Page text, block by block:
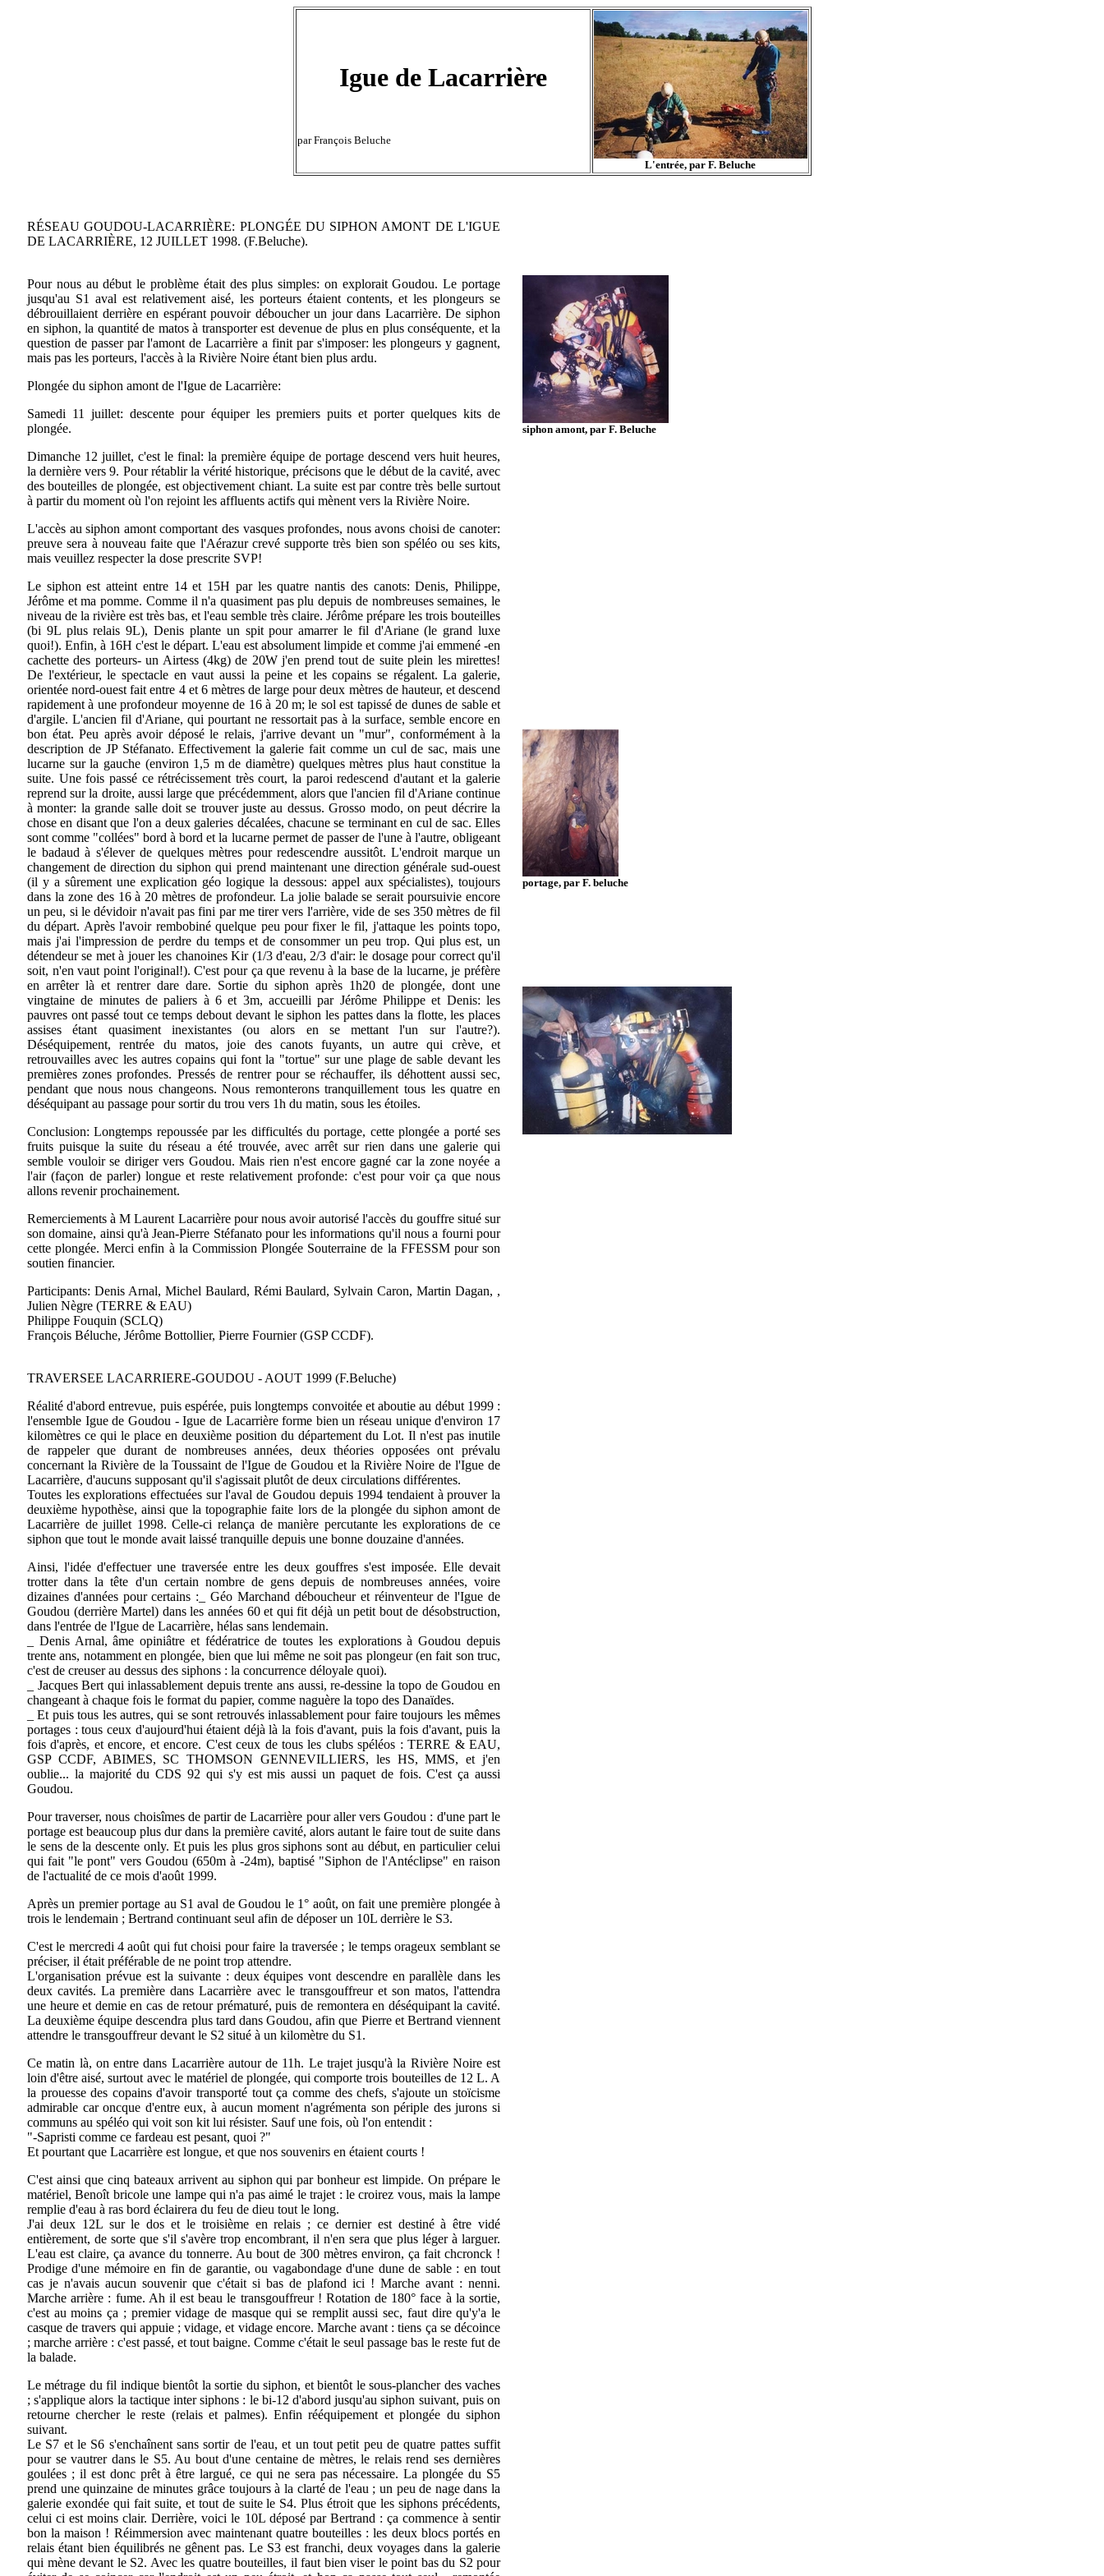
Igue de Lacarrière
par François Beluche
L'entrée, par F. Beluche
RÉSEAU GOUDOU-LACARRIÈRE: PLONGÉE DU SIPHON AMONT DE L'IGUE
DE LACARRIÈRE, 12 JUILLET 1998. (F.Beluche).
Pour nous au début le problème était des plus simples: on explorait Goudou. Le portage
jusqu'au S1 aval est relativement aisé, les porteurs étaient contents, et les plongeurs se
débrouillaient derrière en espérant pouvoir déboucher un jour dans Lacarrière. De siphon
en siphon, la quantité de matos à transporter est devenue de plus en plus conséquente, et la
question de passer par l'amont de Lacarrière a finit par s'imposer: les plongeurs y gagnent,
mais pas les porteurs, l'accès à la Rivière Noire étant bien plus ardu.
Plongée du siphon amont de l'Igue de Lacarrière:
Samedi 11 juillet: descente pour équiper les premiers puits et porter quelques kits de
plongée.
Dimanche 12 juillet, c'est le final: la première équipe de portage descend vers huit heures,
la dernière vers 9. Pour rétablir la vérité historique, précisons que le début de la cavité, avec
des bouteilles de plongée, est objectivement chiant. La suite est par contre très belle surtout
à partir du moment où l'on rejoint les affluents actifs qui mènent vers la Rivière Noire.
L'accès au siphon amont comportant des vasques profondes, nous avons choisi de canoter:
preuve sera à nouveau faite que l'Aérazur crevé supporte très bien son spéléo ou ses kits,
mais veuillez respecter la dose prescrite SVP!
Le siphon est atteint entre 14 et 15H par les quatre nantis des canots: Denis, Philippe,
Jérôme et ma pomme. Comme il n'a quasiment pas plu depuis de nombreuses semaines, le
niveau de la rivière est très bas, et l'eau semble très claire. Jérôme prépare les trois bouteilles
(bi 9L plus relais 9L), Denis plante un spit pour amarrer le fil d'Ariane (le grand luxe
quoi!). Enfin, à 16H c'est le départ. L'eau est absolument limpide et comme j'ai emmené -en
cachette des porteurs- un Airtess (4kg) de 20W j'en prend tout de suite plein les mirettes!
De l'extérieur, le spectacle en vaut aussi la peine et les copains se régalent. La galerie,
orientée nord-ouest fait entre 4 et 6 mètres de large pour deux mètres de hauteur, et descend
rapidement à une profondeur moyenne de 16 à 20 m; le sol est tapissé de dunes de sable et
d'argile. L'ancien fil d'Ariane, qui pourtant ne ressortait pas à la surface, semble encore en
bon état. Peu après avoir déposé le relais, j'arrive devant un "mur", conformément à la
description de JP Stéfanato. Effectivement la galerie fait comme un cul de sac, mais une
lucarne sur la gauche (environ 1,5 m de diamètre) quelques mètres plus haut constitue la
suite. Une fois passé ce rétrécissement très court, la paroi redescend d'autant et la galerie
reprend sur la droite, aussi large que précédemment, alors que l'ancien fil d'Ariane continue
à monter: la grande salle doit se trouver juste au dessus. Grosso modo, on peut décrire la
chose en disant que l'on a deux galeries décalées, chacune se terminant en cul de sac. Elles
sont comme "collées" bord à bord et la lucarne permet de passer de l'une à l'autre, obligeant
le badaud à s'élever de quelques mètres pour redescendre aussitôt. L'endroit marque un
changement de direction du siphon qui prend maintenant une direction générale sud-ouest
(il y a sûrement une explication géo logique la dessous: appel aux spécialistes), toujours
dans la zone des 16 à 20 mètres de profondeur. La jolie balade se serait poursuivie encore
un peu, si le dévidoir n'avait pas fini par me tirer vers l'arrière, vide de ses 350 mètres de fil
du départ. Après l'avoir rembobiné quelque peu pour fixer le fil, j'attaque les points topo,
mais j'ai l'impression de perdre du temps et de consommer un peu trop. Qui plus est, un
détendeur se met à jouer les chanoines Kir (1/3 d'eau, 2/3 d'air: le dosage pour correct qu'il
soit, n'en vaut point l'original!). C'est pour ça que revenu à la base de la lucarne, je préfère
en arrêter là et rentrer dare dare. Sortie du siphon après 1h20 de plongée, dont une
vingtaine de minutes de paliers à 6 et 3m, accueilli par Jérôme Philippe et Denis: les
pauvres ont passé tout ce temps debout devant le siphon les pattes dans la flotte, les places
assises étant quasiment inexistantes (ou alors en se mettant l'un sur l'autre?).
Déséquipement, rentrée du matos, joie des canots fuyants, un autre qui crève, et
retrouvailles avec les autres copains qui font la "tortue" sur une plage de sable devant les
premières zones profondes. Pressés de rentrer pour se réchauffer, ils déhottent aussi sec,
pendant que nous nous changeons. Nous remonterons tranquillement tous les quatre en
déséquipant au passage pour sortir du trou vers 1h du matin, sous les étoiles.
Conclusion: Longtemps repoussée par les difficultés du portage, cette plongée a porté ses
fruits puisque la suite du réseau a été trouvée, avec arrêt sur rien dans une galerie qui
semble vouloir se diriger vers Goudou. Mais rien n'est encore gagné car la zone noyée a
l'air (façon de parler) longue et reste relativement profonde: c'est pour voir ça que nous
allons revenir prochainement.
Remerciements à M Laurent Lacarrière pour nous avoir autorisé l'accès du gouffre situé sur
son domaine, ainsi qu'à Jean-Pierre Stéfanato pour les informations qu'il nous a fourni pour
cette plongée. Merci enfin à la Commission Plongée Souterraine de la FFESSM pour son
soutien financier.
Participants: Denis Arnal, Michel Baulard, Rémi Baulard, Sylvain Caron, Martin Dagan, ,
Julien Nègre (TERRE & EAU)
Philippe Fouquin (SCLQ)
François Béluche, Jérôme Bottollier, Pierre Fournier (GSP CCDF).
TRAVERSEE LACARRIERE-GOUDOU - AOUT 1999 (F.Beluche)
Réalité d'abord entrevue, puis espérée, puis longtemps convoitée et aboutie au début 1999 :
l'ensemble Igue de Goudou - Igue de Lacarrière forme bien un réseau unique d'environ 17
kilomètres ce qui le place en deuxième position du département du Lot. Il n'est pas inutile
de rappeler que durant de nombreuses années, deux théories opposées ont prévalu
concernant la Rivière de la Toussaint de l'Igue de Goudou et la Rivière Noire de l'Igue de
Lacarrière, d'aucuns supposant qu'il s'agissait plutôt de deux circulations différentes.
Toutes les explorations effectuées sur l'aval de Goudou depuis 1994 tendaient à prouver la
deuxième hypothèse, ainsi que la topographie faite lors de la plongée du siphon amont de
Lacarrière de juillet 1998. Celle-ci relança de manière percutante les explorations de ce
siphon que tout le monde avait laissé tranquille depuis une bonne douzaine d'années.
Ainsi, l'idée d'effectuer une traversée entre les deux gouffres s'est imposée. Elle devait
trotter dans la tête d'un certain nombre de gens depuis de nombreuses années, voire
dizaines d'années pour certains :_ Géo Marchand déboucheur et réinventeur de l'Igue de
Goudou (derrière Martel) dans les années 60 et qui fit déjà un petit bout de désobstruction,
dans l'entrée de l'Igue de Lacarrière, hélas sans lendemain.
_ Denis Arnal, âme opiniâtre et fédératrice de toutes les explorations à Goudou depuis
trente ans, notamment en plongée, bien que lui même ne soit pas plongeur (en fait son truc,
c'est de creuser au dessus des siphons : la concurrence déloyale quoi).
_ Jacques Bert qui inlassablement depuis trente ans aussi, re-dessine la topo de Goudou en
changeant à chaque fois le format du papier, comme naguère la topo des Danaïdes.
_ Et puis tous les autres, qui se sont retrouvés inlassablement pour faire toujours les mêmes
portages : tous ceux d'aujourd'hui étaient déjà là la fois d'avant, puis la fois d'avant, puis la
fois d'après, et encore, et encore. C'est ceux de tous les clubs spéléos : TERRE & EAU,
GSP CCDF, ABIMES, SC THOMSON GENNEVILLIERS, les HS, MMS, et j'en
oublie... la majorité du CDS 92 qui s'y est mis aussi un paquet de fois. C'est ça aussi
Goudou.
Pour traverser, nous choisîmes de partir de Lacarrière pour aller vers Goudou : d'une part le
portage est beaucoup plus dur dans la première cavité, alors autant le faire tout de suite dans
le sens de la descente only. Et puis les plus gros siphons sont au début, en particulier celui
qui fait "le pont" vers Goudou (650m à -24m), baptisé "Siphon de l'Antéclipse" en raison
de l'actualité de ce mois d'août 1999.
Après un premier portage au S1 aval de Goudou le 1° août, on fait une première plongée à
trois le lendemain ; Bertrand continuant seul afin de déposer un 10L derrière le S3.
C'est le mercredi 4 août qui fut choisi pour faire la traversée ; le temps orageux semblant se
préciser, il était préférable de ne point trop attendre.
L'organisation prévue est la suivante : deux équipes vont descendre en parallèle dans les
deux cavités. La première dans Lacarrière avec le transgouffreur et son matos, l'attendra
une heure et demie en cas de retour prématuré, puis de remontera en déséquipant la cavité.
La deuxième équipe descendra plus tard dans Goudou, afin que Pierre et Bertrand viennent
attendre le transgouffreur devant le S2 situé à un kilomètre du S1.
Ce matin là, on entre dans Lacarrière autour de 11h. Le trajet jusqu'à la Rivière Noire est
loin d'être aisé, surtout avec le matériel de plongée, qui comporte trois bouteilles de 12 L. A
la prouesse des copains d'avoir transporté tout ça comme des chefs, s'ajoute un stoïcisme
admirable car oncque d'entre eux, à aucun moment n'agrémenta son périple des jurons si
communs au spéléo qui voit son kit lui résister. Sauf une fois, où l'on entendit :
"-Sapristi comme ce fardeau est pesant, quoi ?"
Et pourtant que Lacarrière est longue, et que nos souvenirs en étaient courts !
C'est ainsi que cinq bateaux arrivent au siphon qui par bonheur est limpide. On prépare le
matériel, Benoît bricole une lampe qui n'a pas aimé le trajet : le croirez vous, mais la lampe
remplie d'eau à ras bord éclairera du feu de dieu tout le long.
J'ai deux 12L sur le dos et le troisième en relais ; ce dernier est destiné à être vidé
entièrement, de sorte que s'il s'avère trop encombrant, il n'en sera que plus léger à larguer.
L'eau est claire, ça avance du tonnerre. Au bout de 300 mètres environ, ça fait chcronck !
Prodige d'une mémoire en fin de garantie, ou vagabondage d'une dune de sable : en tout
cas je n'avais aucun souvenir que c'était si bas de plafond ici ! Marche avant : nenni.
Marche arrière : fume. Ah il est beau le transgouffreur ! Rotation de 180° face à la sortie,
c'est au moins ça ; premier vidage de masque qui se remplit aussi sec, faut dire qu'y'a le
casque de travers qui appuie ; vidage, et vidage encore. Marche avant : tiens ça se décoince
; marche arrière : c'est passé, et tout baigne. Comme c'était le seul passage bas le reste fut de
la balade.
Le métrage du fil indique bientôt la sortie du siphon, et bientôt le sous-plancher des vaches
; s'applique alors la tactique inter siphons : le bi-12 d'abord jusqu'au siphon suivant, puis on
retourne chercher le reste (relais et palmes). Enfin rééquipement et plongée du siphon
suivant.
Le S7 et le S6 s'enchaînent sans sortir de l'eau, et un tout petit peu de quatre pattes suffit
pour se vautrer dans le S5. Au bout d'une centaine de mètres, le relais rend ses dernières
goulées ; il est donc prêt à être largué, ce qui ne sera pas nécessaire. La plongée du S5
prend une quinzaine de minutes grâce toujours à la clarté de l'eau ; un peu de nage dans la
galerie exondée qui fait suite, et tout de suite le S4. Plus étroit que les siphons précédents,
celui ci est moins clair. Derrière, voici le 10L déposé par Bertrand : ça commence à sentir
bon la maison ! Réimmersion avec maintenant quatre bouteilles : les deux blocs portés en
relais étant bien équilibrés ne gênent pas. Le S3 est franchi, deux voyages dans la galerie
qui mène devant le S2. Avec les quatre bouteilles, il faut bien viser le point bas du S2 pour
siphon amont, par F. Beluche
portage, par F. beluche